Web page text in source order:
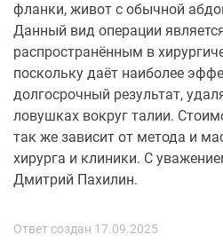
фланки, живот с обычной
Данный вид операции
распространённым в
поскольку даёт наиболее
долгосрочный результат,
ловушках вокруг талии.
так же зависит от метода и
хирурга и клиники. С
Дмитрий Пахилин.
Ответ создан 17.09.2025